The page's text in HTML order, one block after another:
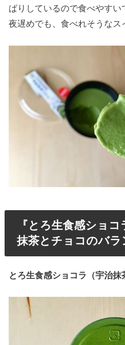
ぱりしているので食べやすい
夜遅めでも、食べれそうなス
『とろ生食感ショコ
抹茶とチョコのバラ
とろ生食感ショコラ（宇治抹